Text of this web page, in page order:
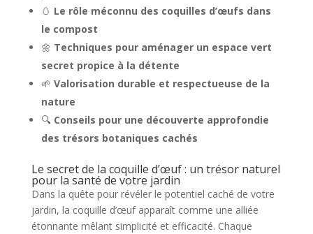
🥚 Le rôle méconnu des coquilles d’œufs dans
le compost
🌼 Techniques pour aménager un espace vert
secret propice à la détente
🌱 Valorisation durable et respectueuse de la
nature
🔍 Conseils pour une découverte approfondie
des trésors botaniques cachés
Le secret de la coquille d’œuf : un trésor naturel
pour la santé de votre jardin
Dans la quête pour révéler le potentiel caché de votre
jardin, la coquille d’œuf apparaît comme une alliée
étonnante mêlant simplicité et efficacité. Chaque